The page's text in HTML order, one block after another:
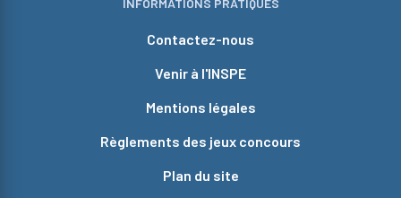
INFORMATIONS PRATIQUES
Contactez-nous
Venir à l'INSPE
Mentions légales
Règlements des jeux concours
Plan du site